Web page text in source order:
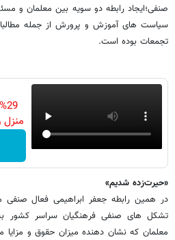
صنفی؛ایجاد رابطه دو سویه بین معلمان و
سیاست های آموزش و پرورش از جمله
تجمعات بوده است.
منزل
«حیرت‌زده شدیم»
در همین رابطه جعفر ابراهیمی فعال
تشکل های صنفی فرهنگیان سراسر کشور به
معلمان که نشان دهنده میزان حقوق و مزایا